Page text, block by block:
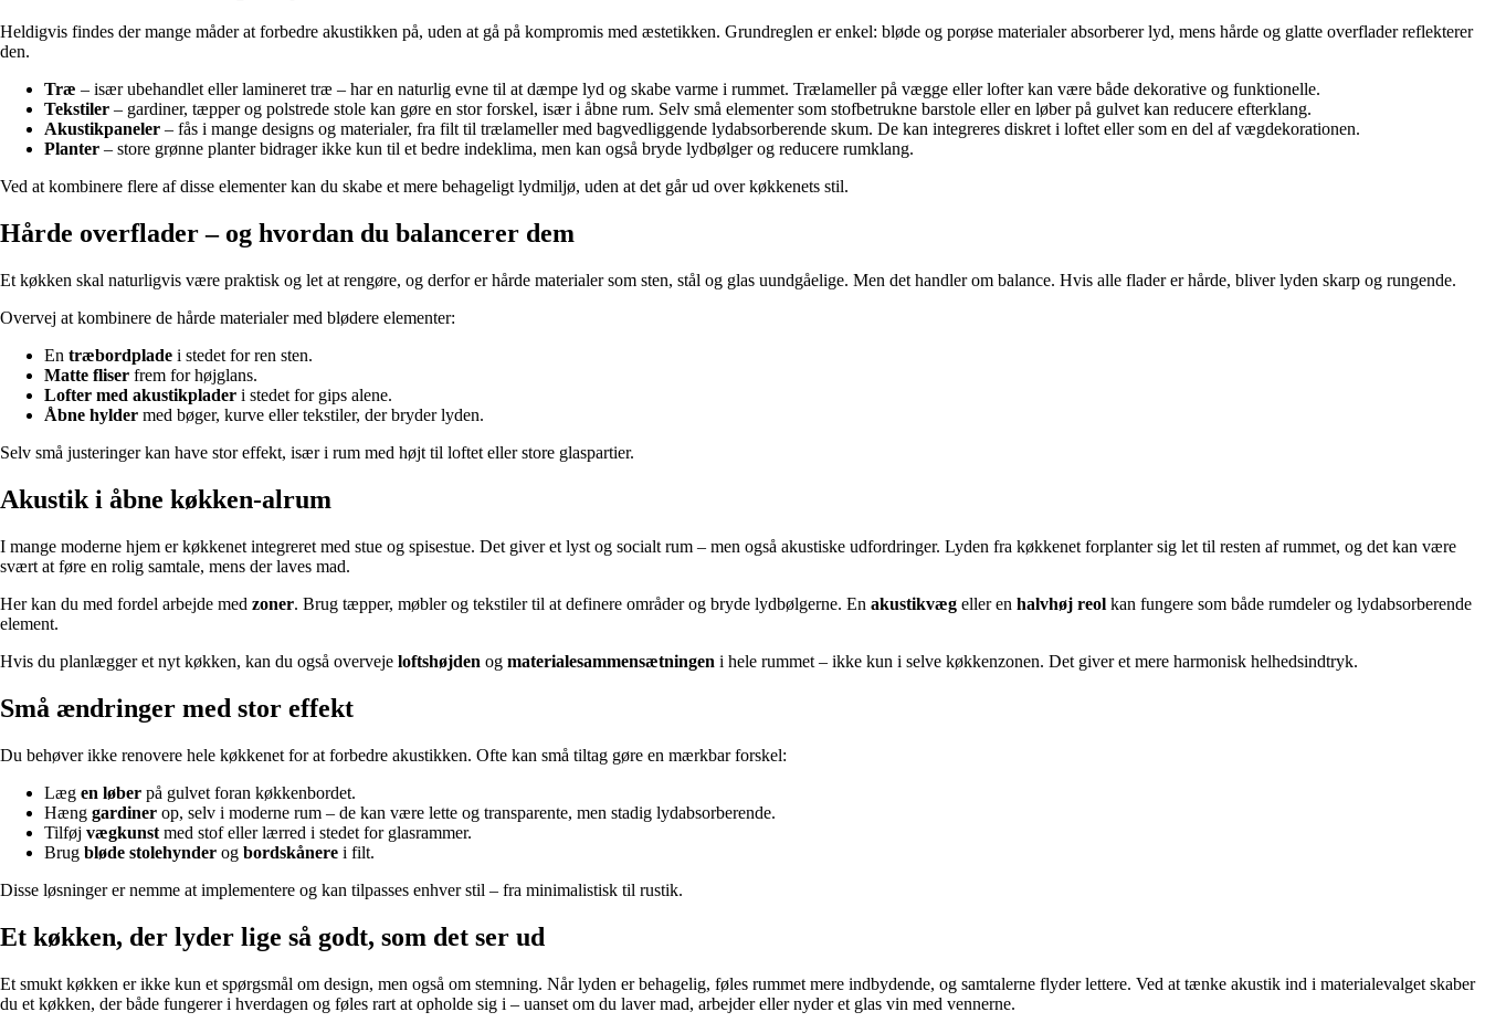
Heldigvis findes der mange måder at forbedre akustikken på, uden at gå på kompromis med æstetikken. Grundreglen er enkel: bløde og porøse materialer absorberer lyd, mens hårde og glatte overflader reflekterer
den.
Træ – især ubehandlet eller lamineret træ – har en naturlig evne til at dæmpe lyd og skabe varme i rummet. Trælameller på vægge eller lofter kan være både dekorative og funktionelle.
Tekstiler – gardiner, tæpper og polstrede stole kan gøre en stor forskel, især i åbne rum. Selv små elementer som stofbetrukne barstole eller en løber på gulvet kan reducere efterklang.
Akustikpaneler – fås i mange designs og materialer, fra filt til trælameller med bagvedliggende lydabsorberende skum. De kan integreres diskret i loftet eller som en del af vægdekorationen.
Planter – store grønne planter bidrager ikke kun til et bedre indeklima, men kan også bryde lydbølger og reducere rumklang.
Ved at kombinere flere af disse elementer kan du skabe et mere behageligt lydmiljø, uden at det går ud over køkkenets stil.
Hårde overflader – og hvordan du balancerer dem
Et køkken skal naturligvis være praktisk og let at rengøre, og derfor er hårde materialer som sten, stål og glas uundgåelige. Men det handler om balance. Hvis alle flader er hårde, bliver lyden skarp og rungende.
Overvej at kombinere de hårde materialer med blødere elementer:
En træbordplade i stedet for ren sten.
Matte fliser frem for højglans.
Lofter med akustikplader i stedet for gips alene.
Åbne hylder med bøger, kurve eller tekstiler, der bryder lyden.
Selv små justeringer kan have stor effekt, især i rum med højt til loftet eller store glaspartier.
Akustik i åbne køkken-alrum
I mange moderne hjem er køkkenet integreret med stue og spisestue. Det giver et lyst og socialt rum – men også akustiske udfordringer. Lyden fra køkkenet forplanter sig let til resten af rummet, og det kan være
svært at føre en rolig samtale, mens der laves mad.
Her kan du med fordel arbejde med zoner. Brug tæpper, møbler og tekstiler til at definere områder og bryde lydbølgerne. En akustikvæg eller en halvhøj reol kan fungere som både rumdeler og lydabsorberende
element.
Hvis du planlægger et nyt køkken, kan du også overveje loftshøjden og materialesammensætningen i hele rummet – ikke kun i selve køkkenzonen. Det giver et mere harmonisk helhedsindtryk.
Små ændringer med stor effekt
Du behøver ikke renovere hele køkkenet for at forbedre akustikken. Ofte kan små tiltag gøre en mærkbar forskel:
Læg en løber på gulvet foran køkkenbordet.
Hæng gardiner op, selv i moderne rum – de kan være lette og transparente, men stadig lydabsorberende.
Tilføj vægkunst med stof eller lærred i stedet for glasrammer.
Brug bløde stolehynder og bordskånere i filt.
Disse løsninger er nemme at implementere og kan tilpasses enhver stil – fra minimalistisk til rustik.
Et køkken, der lyder lige så godt, som det ser ud
Et smukt køkken er ikke kun et spørgsmål om design, men også om stemning. Når lyden er behagelig, føles rummet mere indbydende, og samtalerne flyder lettere. Ved at tænke akustik ind i materialevalget skaber
du et køkken, der både fungerer i hverdagen og føles rart at opholde sig i – uanset om du laver mad, arbejder eller nyder et glas vin med vennerne.